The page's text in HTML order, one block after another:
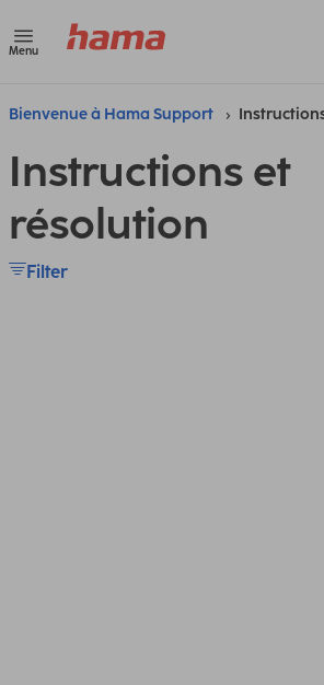
Menu
Bienvenue à Hama Support
Instructions et
résolution
Filter